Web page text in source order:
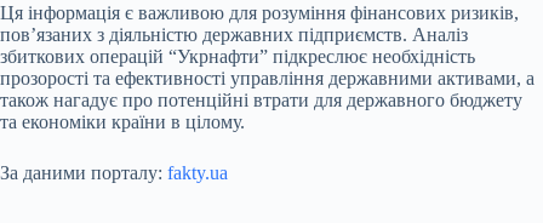
Ця інформація є важливою для розуміння фінансових ризиків,
пов’язаних з діяльністю державних підприємств. Аналіз
збиткових операцій “Укрнафти” підкреслює необхідність
прозорості та ефективності управління державними активами, а
також нагадує про потенційні втрати для державного бюджету
та економіки країни в цілому.
За даними порталу: fakty.ua